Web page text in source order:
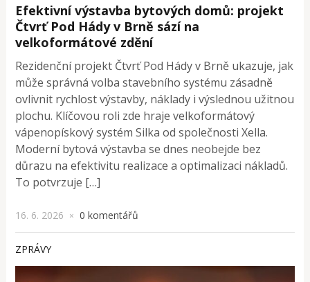
Efektivní výstavba bytových domů: projekt
Čtvrť Pod Hády v Brně sází na
velkoformátové zdění
Rezidenční projekt Čtvrť Pod Hády v Brně ukazuje, jak
může správná volba stavebního systému zásadně
ovlivnit rychlost výstavby, náklady i výslednou užitnou
plochu. Klíčovou roli zde hraje velkoformátový
vápenopískový systém Silka od společnosti Xella.
Moderní bytová výstavba se dnes neobejde bez
důrazu na efektivitu realizace a optimalizaci nákladů.
To potvrzuje […]
16. 6. 2026 × 0 komentářů
ZPRÁVY